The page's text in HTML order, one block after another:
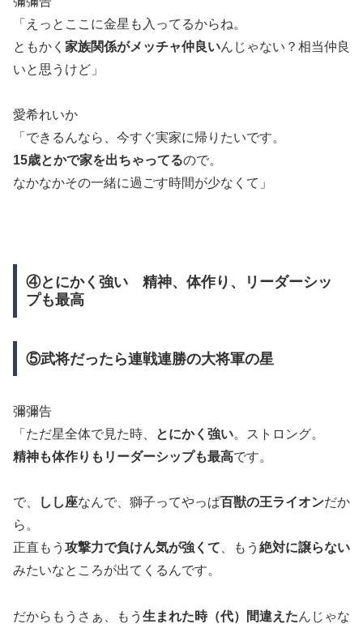
「えっとここに金星も入ってるからね。
ともかく 家族関係がメッチャ仲良いんじゃない？相当仲良
いと思うけど」
愛希れいか
「できるんなら、今すぐ実家に帰りたいです。
15歳とかで家を出ちゃってるので。
なかなかその一緒に過ごす時間が少なくて」
④とにかく強い 精神、体作り、リーダーシッ
プも最高
⑤武将だったら連戦連勝の大将軍の星
彌彌告
「ただ星全体で見た時、
とにかく強い。ストロング。
精神も体作りもリーダーシップも最高です。
で、 しし座なんで、獅子ってやっぱ百獣の王ライオンだか
ら。
正直もう 攻撃力で負けん気が強くて 、もう 絶対に譲らない
みたいなところが出てくるんです。
だからもうさぁ、もう 生まれた時（代）間違えたんじゃな